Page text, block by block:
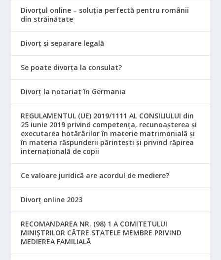
Divorțul online – soluția perfectă pentru românii
din străinătate
Divorț și separare legală
Se poate divorța la consulat?
Divorț la notariat în Germania
REGULAMENTUL (UE) 2019/1111 AL CONSILIULUI din
25 iunie 2019 privind competența, recunoașterea și
executarea hotărârilor în materie matrimonială și
în materia răspunderii părintești și privind răpirea
internațională de copii
Ce valoare juridică are acordul de mediere?
Divorț online 2023
RECOMANDAREA NR. (98) 1 A COMITETULUI
MINIŞTRILOR CĂTRE STATELE MEMBRE PRIVIND
MEDIEREA FAMILIALĂ